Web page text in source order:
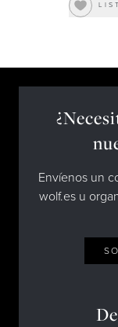
Envíenos un
wolf.es u